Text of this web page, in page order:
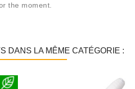
the moment.
DANS LA MÊME CATÉGORIE :